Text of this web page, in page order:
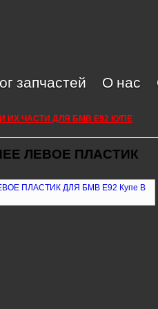
ИХ ЧАСТИ ДЛЯ БМВ Е92 КУПЕ
ЛЕВОЕ ПЛАСТИК
запчастей О нас